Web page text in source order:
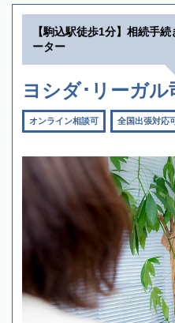
【駒込駅徒歩1分】相続手
ーター
ヨシダ･リーガル
オンライン相談可 全国出張対応